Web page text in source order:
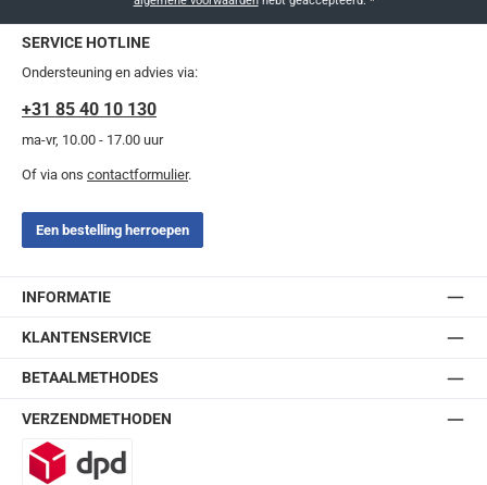
SERVICE HOTLINE
Ondersteuning en advies via:
+31 85 40 10 130
ma-vr, 10.00 - 17.00 uur
Of via ons contactformulier.
Een bestelling herroepen
INFORMATIE
KLANTENSERVICE
BETAALMETHODES
VERZENDMETHODEN